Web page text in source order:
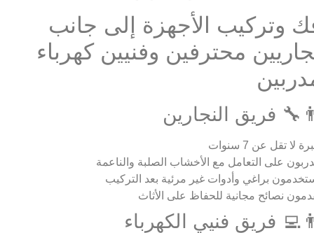
وتركيب الأجهزة إلى جانب
محترفين وفنيين كهرباء
فريق النجارين
لا تقل عن 7 سنوات
على التعامل مع الأخشاب الصلبة والناعمة
براغي وأدوات غير مرئية بعد التركيب
نصائح مجانية للحفاظ على الأثاث
فريق فنيي الكهرباء